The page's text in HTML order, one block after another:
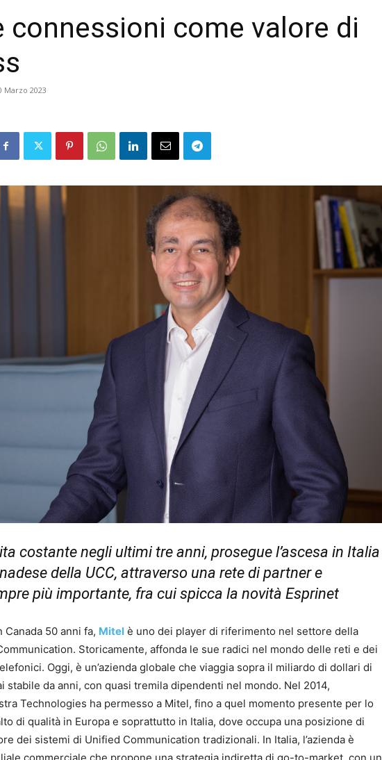
connessioni come valore di
Marzo 2023
costante negli ultimi tre anni, prosegue l’ascesa in Italia
della UCC, attraverso una rete di partner e
più importante, fra cui spicca la novità Esprinet
Canada 50 anni fa, Mitel è uno dei player di riferimento nel settore della
Storicamente, affonda le sue radici nel mondo delle reti e dei
Oggi, è un’azienda globale che viaggia sopra il miliardo di dollari di
stabile da anni, con quasi tremila dipendenti nel mondo. Nel 2014,
Technologies ha permesso a Mitel, fino a quel momento presente per lo
di qualità in Europa e soprattutto in Italia, dove occupa una posizione di
dei sistemi di Unified Communication tradizionali. In Italia, l’azienda è